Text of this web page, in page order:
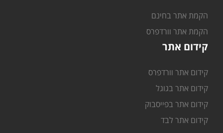
הקמת אתר בחינם
הקמת אתר וורדפרס
קידום אתר
קידום אתר וורדפרס
קידום אתר בגוגל
קידום אתר בפייסבוק
קידום אתר לבד